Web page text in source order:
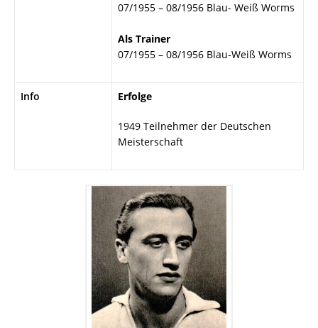
07/1955 – 08/1956 Blau- Weiß Worms
Als Trainer
07/1955 – 08/1956 Blau-Weiß Worms
Info Erfolge
1949 Teilnehmer der Deutschen
Meisterschaft